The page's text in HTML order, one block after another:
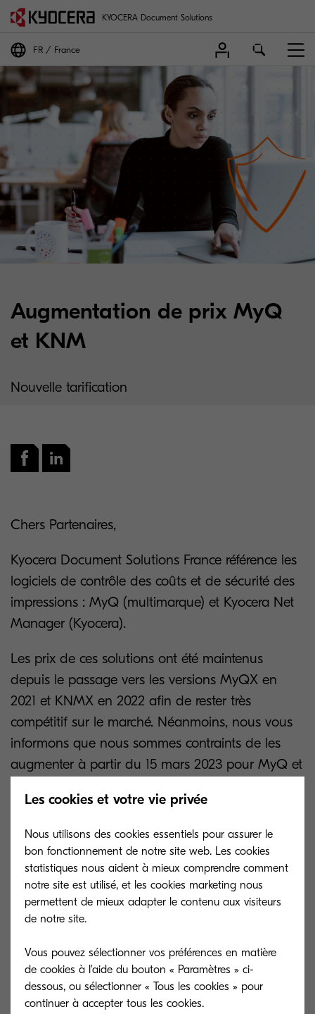
KYOCERA Document Solutions
FR France
Augmentation de prix MyQ
et KNM
Nouvelle tarification
Chers Partenaires,
Kyocera Document Solutions France référence les
logiciels de contrôle des coûts et de sécurité des
impressions : MyQ (multimarque) et Kyocera Net
Manager (Kyocera).
Les prix de ces solutions ont été maintenus
depuis le passage vers les versions MyQX en
2021 et KNMX en 2022 afin de rester très
compétitif sur le marché. Néanmoins, nous vous
informons que nous sommes contraints de les
augmenter à partir du 15 mars 2023 pour MyQ et
le tarif envoyé avec la dernière newsletter du 15
février 2023 dans l’onglet mise à jour.
Cette augmentation est due à des coûts de
développement et de maintenance plus
contexte économique actuel. Ce dernier est basé
en République Tchèque où les taux d’inflation
atteignent 17.5% en janvier 2023. Afin de
Les cookies et votre vie privée
Nous utilisons des cookies essentiels pour assurer le
bon fonctionnement de notre site web. Les cookies
statistiques nous aident à mieux comprendre comment
notre site est utilisé, et les cookies marketing nous
permettent de mieux adapter le contenu aux visiteurs
de notre site.
Vous pouvez sélectionner vos préférences en matière
de cookies à l'aide du bouton « Paramètres » ci-
dessous, ou sélectionner « Tous les cookies » pour
continuer à accepter tous les cookies.